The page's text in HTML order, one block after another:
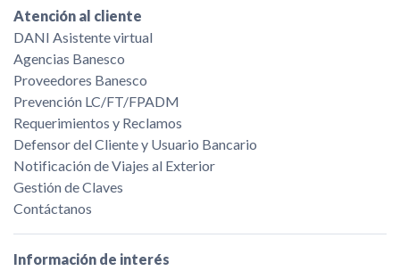
Atención al cliente
DANI Asistente virtual
Agencias Banesco
Proveedores Banesco
Prevención LC/FT/FPADM
Requerimientos y Reclamos
Defensor del Cliente y Usuario Bancario
Notificación de Viajes al Exterior
Gestión de Claves
Contáctanos
Información de interés